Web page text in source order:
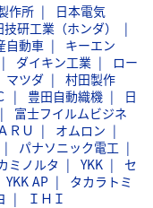
作所
日本電気
研工業（ホンダ）
自動車
キーエン
ダイキン工業
ロー
マツダ
村田製作
豊田自動織機
日
富士フイルムビジネ
ＲＵ
オムロン
パナソニック電工
ミノルタ YKK
セ
YKK AP
タカラトミ
ＩＨＩ